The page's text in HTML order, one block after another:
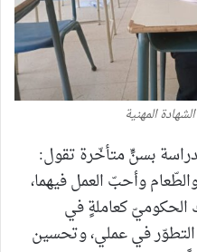
المهنية
بسنٍّ متأخّرة تقول:
وأحبّ العمل فيهما،
كعاملةٍ في
في عملي، وتحسين